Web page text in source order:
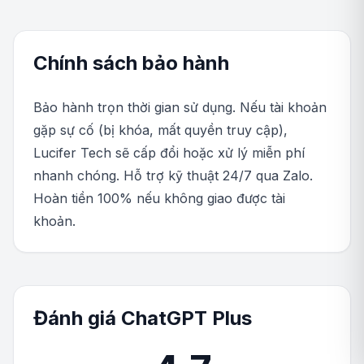
Chính sách bảo hành
Bảo hành trọn thời gian sử dụng. Nếu tài khoản
gặp sự cố (bị khóa, mất quyền truy cập),
Lucifer Tech sẽ cấp đổi hoặc xử lý miễn phí
nhanh chóng. Hỗ trợ kỹ thuật 24/7 qua Zalo.
Hoàn tiền 100% nếu không giao được tài
khoản.
Đánh giá ChatGPT Plus